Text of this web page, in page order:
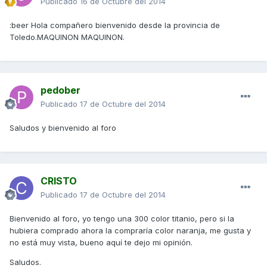
:beer Hola compañero bienvenido desde la provincia de
Toledo.MAQUINON MAQUINON.
pedober
Publicado 17 de Octubre del 2014
Saludos y bienvenido al foro
CRISTO
Publicado 17 de Octubre del 2014
Bienvenido al foro, yo tengo una 300 color titanio, pero si la
hubiera comprado ahora la compraría color naranja, me gusta y
no está muy vista, bueno aquí te dejo mi opinión.
Saludos.